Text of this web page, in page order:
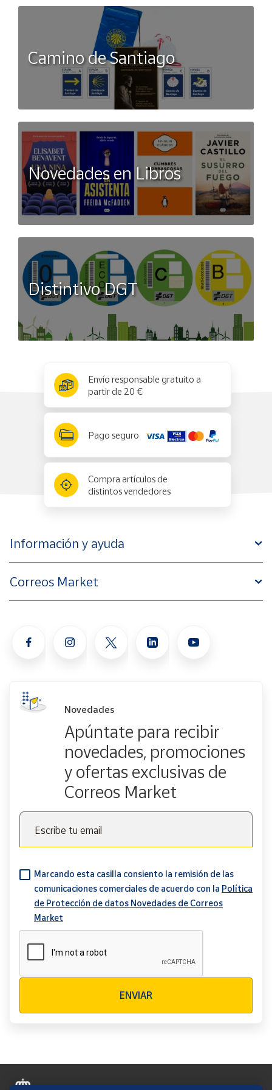
Camino de Santiago
Novedades en Libros
Distintivo DGT
Envío responsable gratuito a
partir de 20 €
Pago seguro
Compra artículos de
distintos vendedores
Información y ayuda
Correos Market
Novedades
Apúntate para recibir
novedades, promociones
y ofertas exclusivas de
Correos Market
Escribe tu email
Marcando esta casilla consiento la remisión de las
comunicaciones comerciales de acuerdo con la Política
de Protección de datos Novedades de Correos
Market
ENVIAR